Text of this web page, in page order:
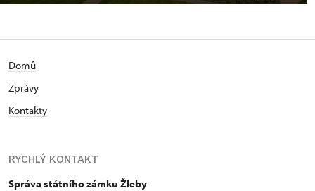
Domů
Zprávy
Kontakty
RYCHLÝ KONTAKT
Správa státního zámku Žleby